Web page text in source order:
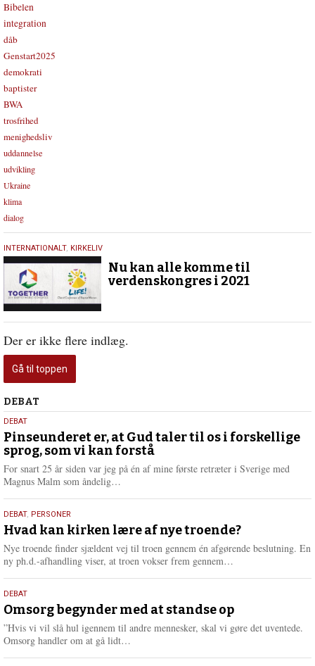
Bibelen
integration
dåb
Genstart2025
demokrati
baptister
BWA
trosfrihed
menighedsliv
uddannelse
udvikling
Ukraine
klima
dialog
20.
november
2020
INTERNATIONALT, KIRKELIV
Nu kan alle komme til
verdenskongres i 2021
Der er ikke flere indlæg.
Gå til toppen
Debat
DEBAT
5.
august
2026
DEBAT
Pinseunderet er, at Gud taler til os i forskellige
sprog, som vi kan forstå
For snart 25 år siden var jeg på én af mine første retræter i Sverige med
Magnus Malm som åndelig…
e
r
e
25.
juli
2026
DEBAT, PERSONER
Hvad kan kirken lære af nye troende?
Nye troende finder sjældent vej til troen gennem én afgørende beslutning. En
ny ph.d.-afhandling viser, at troen vokser frem gennem…
e
r
e
9.
juli
2026
DEBAT
Omsorg begynder med at standse op
”Hvis vi vil slå hul igennem til andre mennesker, skal vi gøre det uventede.
Omsorg handler om at gå lidt…